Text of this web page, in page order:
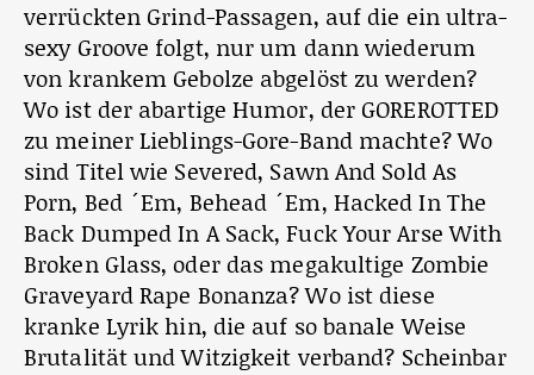
verrückten Grind-Passagen, auf die ein ultra-
sexy Groove folgt, nur um dann wiederum
von krankem Gebolze abgelöst zu werden?
Wo ist der abartige Humor, der GOREROTTED
zu meiner Lieblings-Gore-Band machte? Wo
sind Titel wie Severed, Sawn And Sold As
Porn, Bed ´Em, Behead ´Em, Hacked In The
Back Dumped In A Sack, Fuck Your Arse With
Broken Glass, oder das megakultige Zombie
Graveyard Rape Bonanza? Wo ist diese
kranke Lyrik hin, die auf so banale Weise
Brutalität und Witzigkeit verband? Scheinbar